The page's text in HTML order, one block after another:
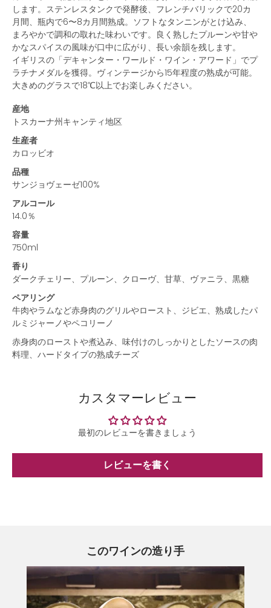
します。ステンレスタンクで発酵後、フレンチバリックで20カ
月間、瓶内で6〜8カ月間熟成。ソフトなタンニンがとけ込み、
まろやかで調和の取れた味わいです。良く熟したプルーンや甘や
かなスパイスの風味が口中に広がり、長い余韻を残します。
イギリスの「デキャンター・ワールド・ワイン・アワード」でプ
ラチナメダルを獲得。ヴィンテージから15年程度の熟成が可能。
大きめのグラスで18℃以上でお楽しみください。
産地
トスカーナ州キャンティ地区
生産者
カロッビオ
品種
サンジョヴェーゼ100%
アルコール
14.0％
容量
750ml
香り
ダークチェリー、プルーン、クローヴ、甘草、ヴァニラ、黒糖
ペアリング
牛肉やラムなど赤身肉のグリルやロースト、ジビエ、熟成したパ
ルミジャーノやペコリーノ
赤身肉のローストや煮込み、味付けのしっかりとしたソースの肉
料理、ハードタイプの熟成チーズ
カスタマーレビュー
最初のレビューを書きましょう
レビューを書く
このワインの造り手